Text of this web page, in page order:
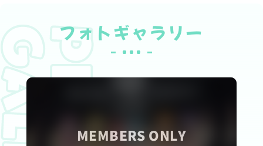
フォトギャラリー